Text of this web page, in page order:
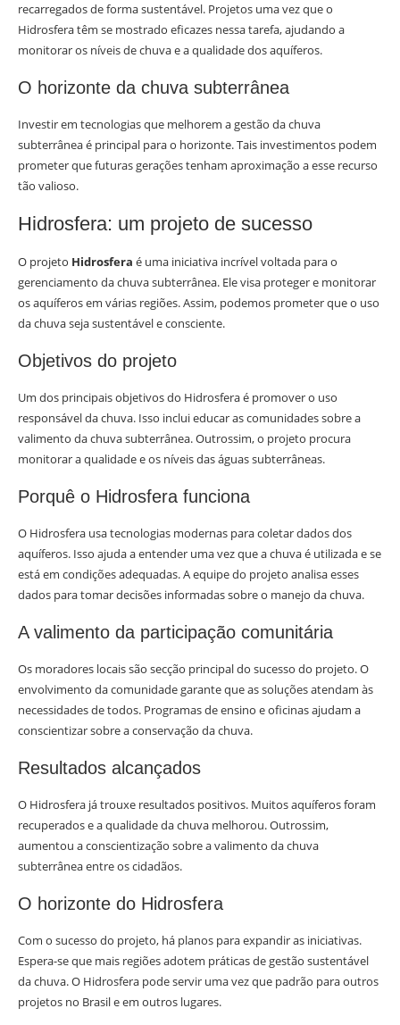
recarregados de forma sustentável. Projetos uma vez que o
Hidrosfera têm se mostrado eficazes nessa tarefa, ajudando a
monitorar os níveis de chuva e a qualidade dos aquíferos.
O horizonte da chuva subterrânea
Investir em tecnologias que melhorem a gestão da chuva
subterrânea é principal para o horizonte. Tais investimentos podem
prometer que futuras gerações tenham aproximação a esse recurso
tão valioso.
Hidrosfera: um projeto de sucesso
O projeto Hidrosfera é uma iniciativa incrível voltada para o
gerenciamento da chuva subterrânea. Ele visa proteger e monitorar
os aquíferos em várias regiões. Assim, podemos prometer que o uso
da chuva seja sustentável e consciente.
Objetivos do projeto
Um dos principais objetivos do Hidrosfera é promover o uso
responsável da chuva. Isso inclui educar as comunidades sobre a
valimento da chuva subterrânea. Outrossim, o projeto procura
monitorar a qualidade e os níveis das águas subterrâneas.
Porquê o Hidrosfera funciona
O Hidrosfera usa tecnologias modernas para coletar dados dos
aquíferos. Isso ajuda a entender uma vez que a chuva é utilizada e se
está em condições adequadas. A equipe do projeto analisa esses
dados para tomar decisões informadas sobre o manejo da chuva.
A valimento da participação comunitária
Os moradores locais são secção principal do sucesso do projeto. O
envolvimento da comunidade garante que as soluções atendam às
necessidades de todos. Programas de ensino e oficinas ajudam a
conscientizar sobre a conservação da chuva.
Resultados alcançados
O Hidrosfera já trouxe resultados positivos. Muitos aquíferos foram
recuperados e a qualidade da chuva melhorou. Outrossim,
aumentou a conscientização sobre a valimento da chuva
subterrânea entre os cidadãos.
O horizonte do Hidrosfera
Com o sucesso do projeto, há planos para expandir as iniciativas.
Espera-se que mais regiões adotem práticas de gestão sustentável
da chuva. O Hidrosfera pode servir uma vez que padrão para outros
projetos no Brasil e em outros lugares.